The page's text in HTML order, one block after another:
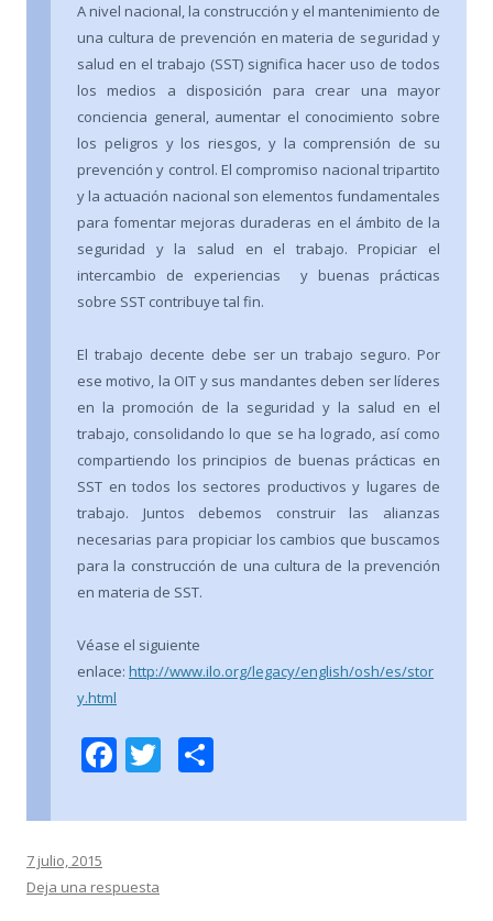
A nivel nacional, la construcción y el mantenimiento de
una cultura de prevención en materia de seguridad y
salud en el trabajo (SST) significa hacer uso de todos
los medios a disposición para crear una mayor
conciencia general, aumentar el conocimiento sobre
los peligros y los riesgos, y la comprensión de su
prevención y control. El compromiso nacional tripartito
y la actuación nacional son elementos fundamentales
para fomentar mejoras duraderas en el ámbito de la
seguridad y la salud en el trabajo. Propiciar el
intercambio de experiencias y buenas prácticas
sobre SST contribuye tal fin.
El trabajo decente debe ser un trabajo seguro. Por
ese motivo, la OIT y sus mandantes deben ser líderes
en la promoción de la seguridad y la salud en el
trabajo, consolidando lo que se ha logrado, así como
compartiendo los principios de buenas prácticas en
SST en todos los sectores productivos y lugares de
trabajo. Juntos debemos construir las alianzas
necesarias para propiciar los cambios que buscamos
para la construcción de una cultura de la prevención
en materia de SST.
Véase el siguiente
enlace: http://www.ilo.org/legacy/english/osh/es/stor
y.html
F
e
o
T
itt m
7 julio, 2015
Deja una respuesta